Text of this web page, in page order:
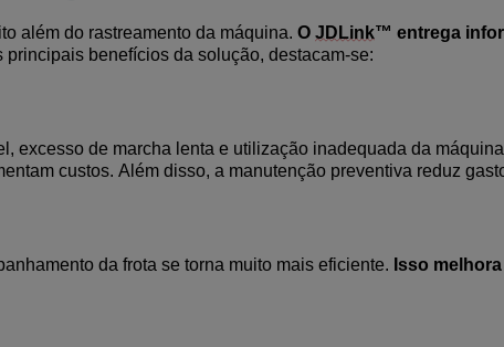
além do rastreamento da máquina. O JDLink™ entrega
principais benefícios da solução, destacam-se:
excesso de marcha lenta e utilização inadequada da
custos. Além disso, a manutenção preventiva reduz
da frota se torna muito mais eficiente. Isso